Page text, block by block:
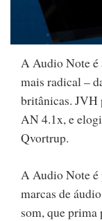
A Audio Note é
mais radical –
britânicas. JVH
AN 4.1x, e
Qvortrup.
A Audio Note é
marcas de
som, que prima